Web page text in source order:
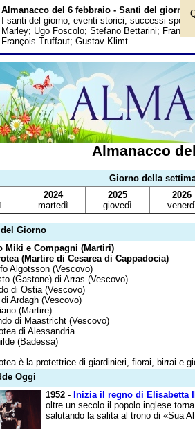
Almanacco del 6 febbraio - Santi del giorno
I santi del giorno, eventi storici, successi
Marley; Ugo Foscolo; Stefano Bettarini; Franco
François Truffaut; Gustav Klimt
Almanacco
Giorno della
2024
martedì
2025
giovedì
2026
Giorno
Miki e Compagni (Martiri)
(Martire di Cesarea di Cappadocia)
Algotsson (Vescovo)
(Gastone) di Arras (Vescovo)
di Ostia (Vescovo)
Ardagh (Vescovo)
(Martire)
di Maastricht (Vescovo)
di Alessandria
(Badessa)
è la protettrice di giardinieri, fiorai, birrai e
Oggi
1952 - Inizia il regno di Elisabetta II
oltre un secolo il popolo inglese
salutando la salita al trono di «Sua